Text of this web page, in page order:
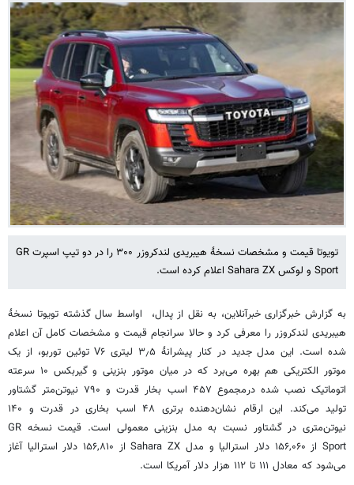
تویوتا قیمت‌ و مشخصات نسخۀ هیبریدی لندکروزر ۳۰۰ را در دو تیپ اسپرت GR
Sport و لوکس Sahara ZX اعلام کرده است.
به گزارش خبرگزاری خبرآنلاین، به نقل از پدال، اواسط سال گذشته تویوتا نسخۀ
هیبریدی لندکروزر را معرفی کرد و حالا سرانجام قیمت و مشخصات کامل آن اعلام
شده است. این مدل جدید در کنار پیشرانۀ ۳٫۵ لیتری V۶ توئین توربو، از یک
موتور الکتریکی هم بهره می‌برد که در میان موتور بنزینی و گیربکس ۱۰ سرعته
اتوماتیک نصب شده درمجموع ۴۵۷ اسب بخار قدرت و ۷۹۰ نیوتن‌متر گشتاور
تولید می‌کند. این ارقام نشان‌دهنده برتری ۴۸ اسب بخاری در قدرت و ۱۴۰
نیوتن‌متری در گشتاور نسبت به مدل بنزینی معمولی است. قیمت نسخه GR
Sport از ۱۵۶,۰۶۰ دلار استرالیا و مدل Sahara ZX از ۱۵۶,۸۱۰ دلار استرالیا آغاز
می‌شود که معادل ۱۱۱ تا ۱۱۲ هزار دلار آمریکا است.